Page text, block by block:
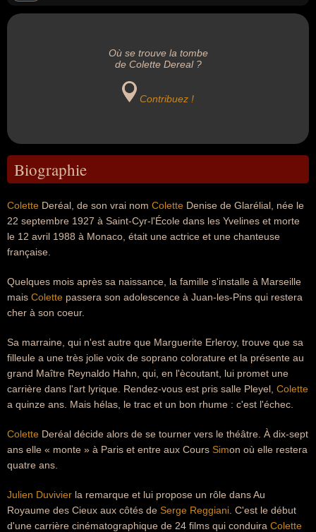
Où se trouve la tombe
de Colette Dereal ?
Contribuez !
Biographie
Colette Deréal, de son vrai nom Colette Denise de Glarélial, née le
22 septembre 1927 à Saint-Cyr-l'École dans les Yvelines et morte
le 12 avril 1988 à Monaco, était une actrice et une chanteuse
française.
Quelques mois après sa naissance, la famille s'installe à Marseille
mais Colette passera son adolescence à Juan-les-Pins qui restera
cher à son coeur.
Sa marraine, qui n'est autre que Marguerite Erleroy, trouve que sa
filleule a une très jolie voix de soprano colorature et la présente au
grand Maître Reynaldo Hahn, qui, en l'ècoutant, lui promet une
carrière dans l'art lyrique. Rendez-vous est pris salle Pleyel, Colette
a quinze ans. Mais hélas, le trac et un bon rhume : c'est l'échec.
Colette Deréal décide alors de se tourner vers le théâtre. À dix-sept
ans elle « monte » à Paris et entre aux Cours Simon où elle restera
quatre ans.
Julien Duvivier la remarque et lui propose un rôle dans Au
Royaume des Cieux aux côtés de Serge Reggiani . C'est le début
d'une carrière cinématographique de 24 films qui conduira Colette